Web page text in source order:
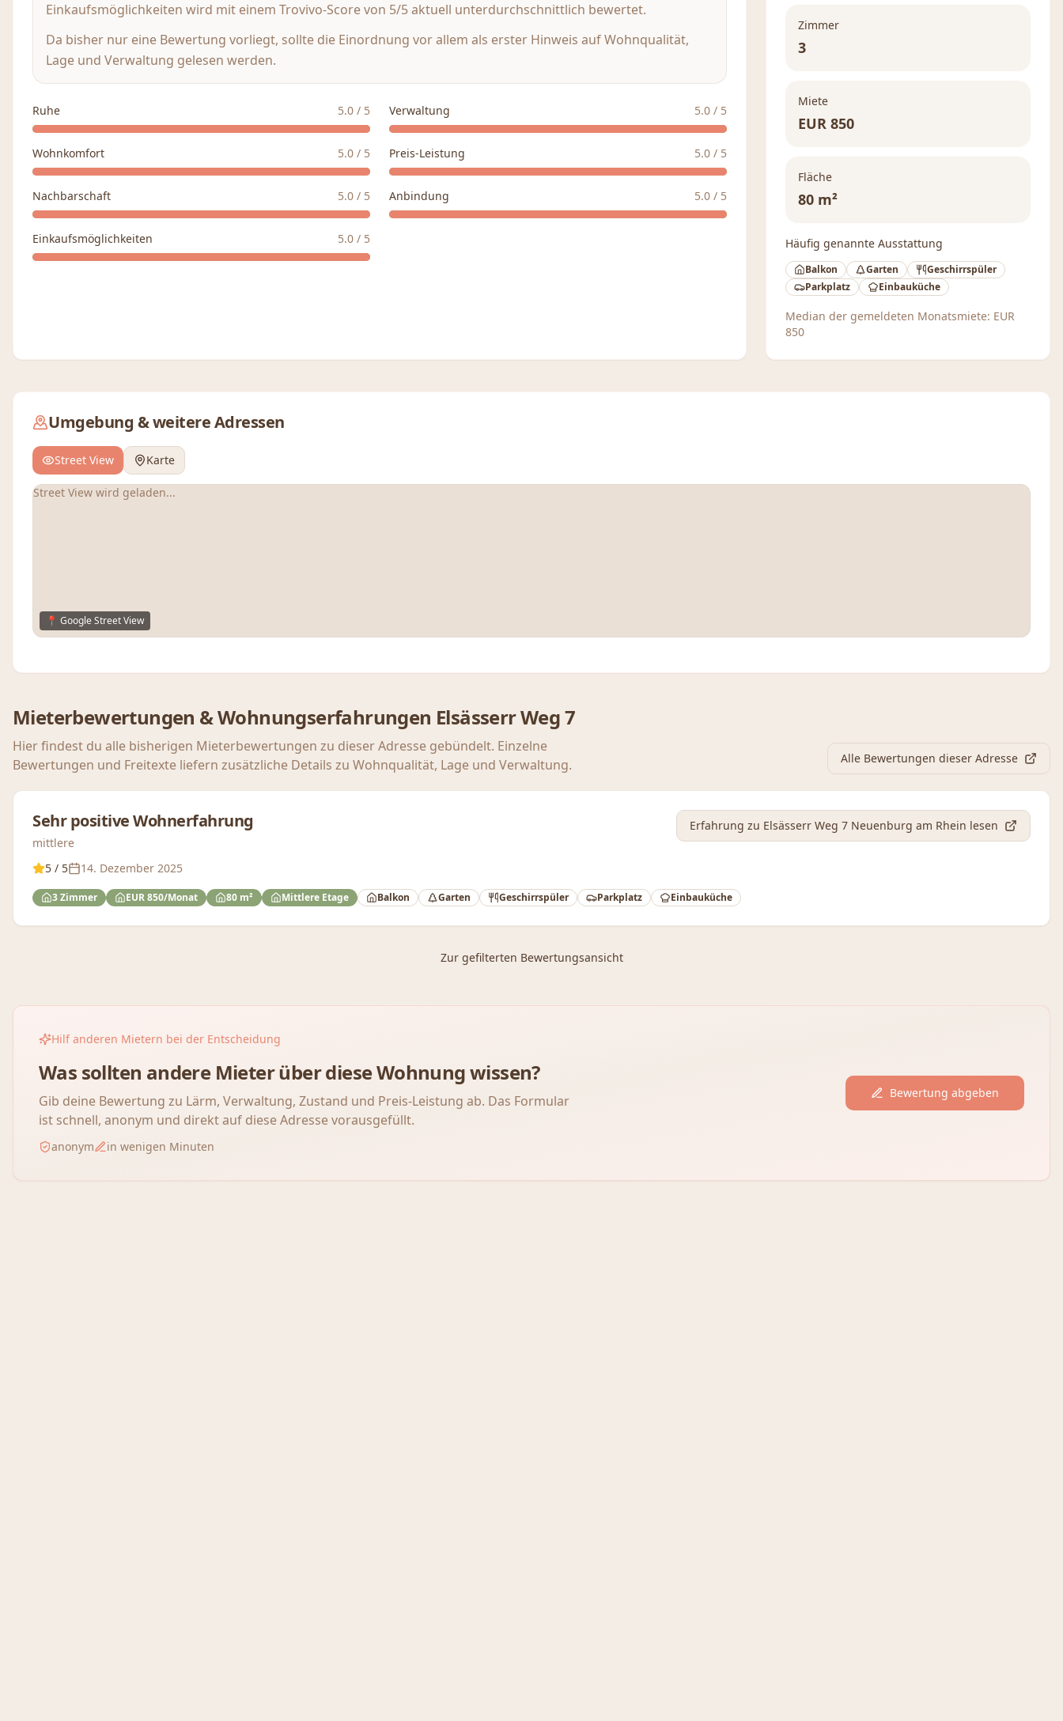
Einkaufsmöglichkeiten wird mit einem Trovivo-Score von 5/5 aktuell unterdurchschnittlich bewertet.
Da bisher nur eine Bewertung vorliegt, sollte die Einordnung vor allem als erster Hinweis auf Wohnqualität,
Lage und Verwaltung gelesen werden.
Ruhe 5.0 / 5 Verwaltung 5.0 / 5
Wohnkomfort 5.0 / 5 Preis-Leistung 5.0 / 5
Nachbarschaft 5.0 / 5 Anbindung 5.0 / 5
Einkaufsmöglichkeiten 5.0 / 5
Zimmer
3
Miete
EUR 850
Fläche
80 m²
Häufig genannte Ausstattung
Balkon Garten
Geschirrspüler
Parkplatz
Einbauküche
Median der gemeldeten Monatsmiete: EUR
850
Umgebung & weitere Adressen
Street View Karte
Street View wird geladen...
📍 Google Street View
Mieterbewertungen & Wohnungserfahrungen Elsässerr Weg 7
Hier findest du alle bisherigen Mieterbewertungen zu dieser Adresse gebündelt. Einzelne
Bewertungen und Freitexte liefern zusätzliche Details zu Wohnqualität, Lage und Verwaltung.
Alle Bewertungen dieser Adresse
Sehr positive Wohnerfahrung
mittlere
5 / 5 14. Dezember 2025
Erfahrung zu Elsässerr Weg 7 Neuenburg am Rhein lesen
3 Zimmer EUR 850/Monat 80 m² Mittlere Etage Balkon Garten Geschirrspüler Parkplatz Einbauküche
Zur gefilterten Bewertungsansicht
Hilf anderen Mietern bei der Entscheidung
Was sollten andere Mieter über diese Wohnung wissen?
Gib deine Bewertung zu Lärm, Verwaltung, Zustand und Preis-Leistung ab. Das Formular
ist schnell, anonym und direkt auf diese Adresse vorausgefüllt.
anonym in wenigen Minuten
Bewertung abgeben